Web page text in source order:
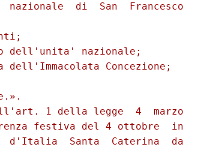
nazionale  di  San  Francesco
dell'unita' nazionale;
dell'Immacolata Concezione;
1 della legge  4  marzo
festiva del 4 ottobre  in
d'Italia  Santa  Caterina  da